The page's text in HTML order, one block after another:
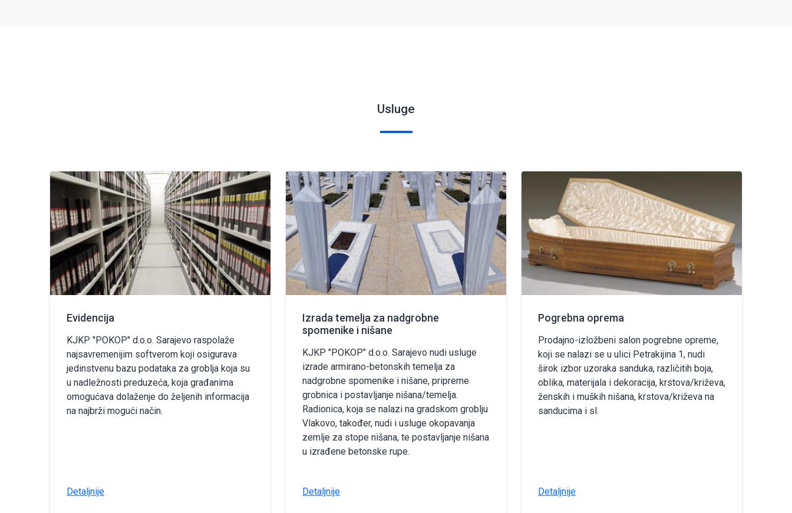
Usluge
Evidencija
KJKP "POKOP" d.o.o. Sarajevo raspolaže
najsavremenijim softverom koji osigurava
jedinstvenu bazu podataka za groblja koja su
u nadležnosti preduzeća, koja građanima
omogućava dolaženje do željenih informacija
na najbrži mogući način.
Detaljnije
Izrada temelja za nadgrobne
spomenike i nišane
KJKP "POKOP" d.o.o. Sarajevo nudi usluge
izrade armirano-betonskih temelja za
nadgrobne spomenike i nišane, pripreme
grobnica i postavljanje nišana/temelja.
Radionica, koja se nalazi na gradskom groblju
Vlakovo, također, nudi i usluge okopavanja
zemlje za stope nišana, te postavljanje nišana
u izrađene betonske rupe.
Detaljnije
Pogrebna oprema
Prodajno-izložbeni salon pogrebne opreme,
koji se nalazi se u ulici Petrakijina 1, nudi
širok izbor uzoraka sanduka, različitih boja,
oblika, materijala i dekoracija, krstova/križeva,
ženskih i muških nišana, krstova/križeva na
sanducima i sl.
Detaljnije